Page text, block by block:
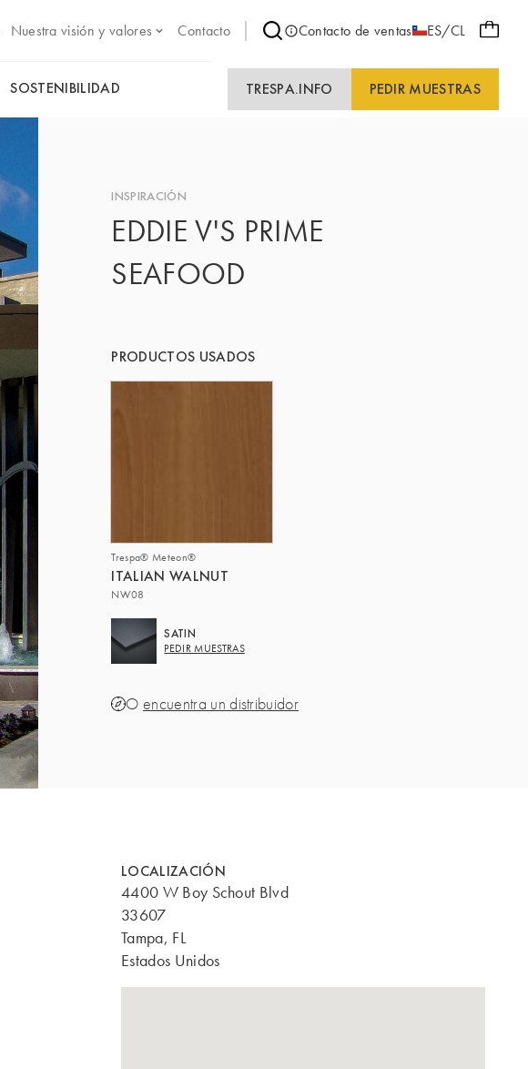
Nuestra visión y valores Contacto Contacto de ventas ES/CL
SOSTENIBILIDAD TRESPA.INFO PEDIR MUESTRAS
INSPIRACIÓN
EDDIE V'S PRIME
SEAFOOD
PRODUCTOS USADOS
Trespa® Meteon®
ITALIAN WALNUT
NW08
SATIN
PEDIR MUESTRAS
Oencuentra un distribuidor
LOCALIZACIÓN
4400 W Boy Schout Blvd
33607
Tampa, FL
Estados Unidos